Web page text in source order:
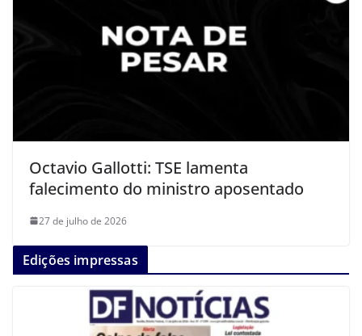
Octavio Gallotti: TSE lamenta
falecimento do ministro aposentado
27 de julho de 2026
Edições impressas